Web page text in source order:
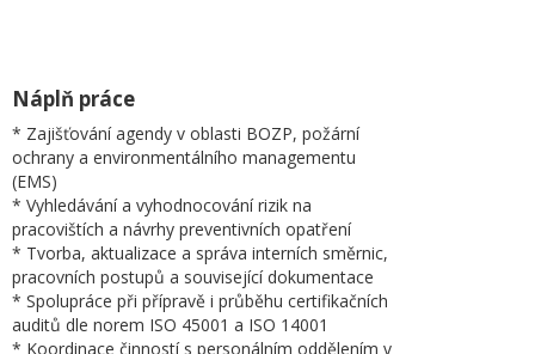
Náplň práce
* Zajišťování agendy v oblasti BOZP, požární
ochrany a environmentálního managementu
(EMS)
* Vyhledávání a vyhodnocování rizik na
pracovištích a návrhy preventivních opatření
* Tvorba, aktualizace a správa interních směrnic,
pracovních postupů a související dokumentace
* Spolupráce při přípravě i průběhu certifikačních
auditů dle norem ISO 45001 a ISO 14001
* Koordinace činností s personálním oddělením v